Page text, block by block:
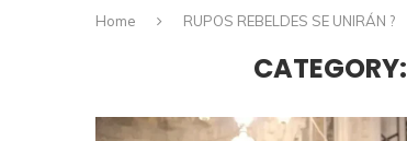
Home RUPOS REBELDES SE UNIRÁN ?
CATEGORY: